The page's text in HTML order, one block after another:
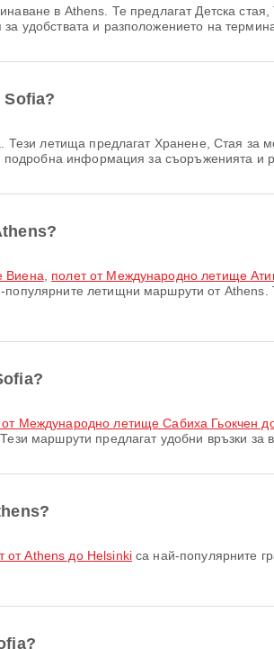
в Athens. Те предлагат Детска
удобствата и разположението на
Sofia?
летища предлагат Хранене, Стая за
информация за съоръженията и
Виена полет от Международно летище
популярните летищни маршрути от Athens.
от Международно летище Сабиха Гьокчен
маршрути предлагат удобни връзки за
от Athens до Helsinkiса най-популярните